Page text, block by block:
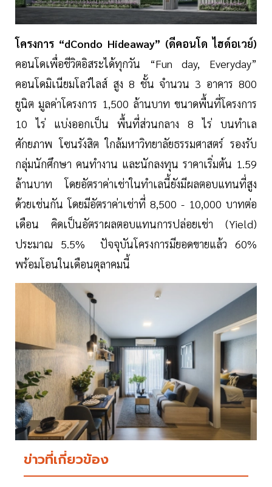
โครงการ “dCondo Hideaway” (ดีคอนโด ไฮด์อเวย์)
คอนโดเพื่อชีวิตอิสระได้ทุกวัน “Fun day, Everyday”
คอนโดมิเนียมโลว์ไลส์ สูง 8 ชั้น จำนวน 3 อาคาร 800
ยูนิต มูลค่าโครงการ 1,500 ล้านบาท ขนาดพื้นที่โครงการ
10 ไร่ แบ่งออกเป็น พื้นที่ส่วนกลาง 8 ไร่ บนทำเล
ศักยภาพ โซนรังสิต ใกล้มหาวิทยาลัยธรรมศาสตร์ รองรับ
กลุ่มนักศึกษา คนทำงาน และนักลงทุน ราคาเริ่มต้น 1.59
ล้านบาท โดยอัตราค่าเช่าในทำเลนี้ยังมีผลตอบแทนที่สูง
ด้วยเช่นกัน โดยมีอัตราค่าเช่าที่ 8,500 - 10,000 บาทต่อ
เดือน คิดเป็นอัตราผลตอบแทนการปล่อยเช่า (Yield)
ประมาณ 5.5% ปัจจุบันโครงการมียอดขายแล้ว 60%
พร้อมโอนในเดือนตุลาคมนี้
ข่าวที่เกี่ยวข้อง